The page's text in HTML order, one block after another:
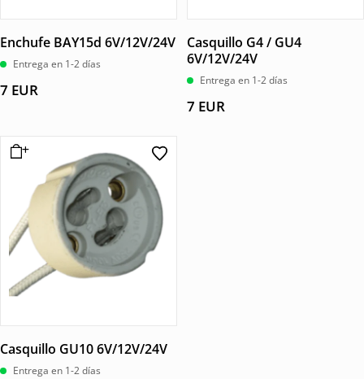
Enchufe BAY15d 6V/12V/24V
Entrega en 1-2 días
7 EUR
Casquillo G4 / GU4
6V/12V/24V
Entrega en 1-2 días
7 EUR
Casquillo GU10 6V/12V/24V
Entrega en 1-2 días